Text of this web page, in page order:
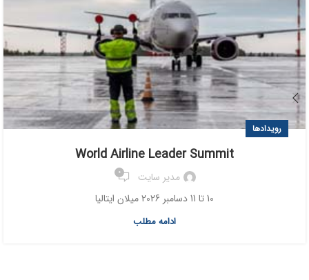
رویدادها
World Airline Leader Summit
مدیر سایت 0
10 تا 11 دسامبر 2026 میلان ایتالیا
ادامه مطلب